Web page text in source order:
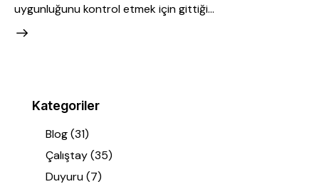
uygunluğunu kontrol etmek için gittiği…
Kategoriler
Blog(31)
Çalıştay(35)
Duyuru(7)